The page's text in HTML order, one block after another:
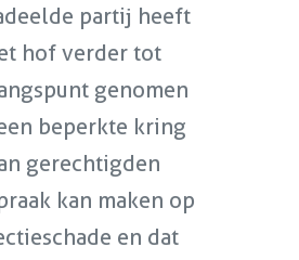
partij heeft
hof verder tot
genomen
beperkte kring
gerechtigden
kan maken op
en dat